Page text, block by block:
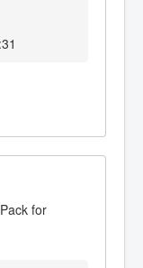
for